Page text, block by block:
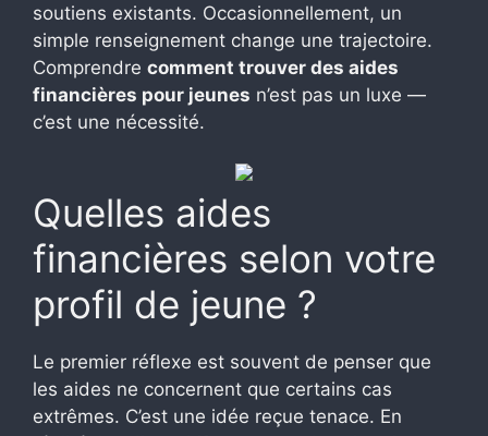
soutiens existants. Occasionnellement, un
simple renseignement change une trajectoire.
Comprendre comment trouver des aides
financières pour jeunes n’est pas un luxe —
c’est une nécessité.
Quelles aides
financières selon votre
profil de jeune ?
Le premier réflexe est souvent de penser que
les aides ne concernent que certains cas
extrêmes. C’est une idée reçue tenace. En